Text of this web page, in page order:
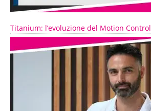
Titanium: l’evoluzione del Motion Control